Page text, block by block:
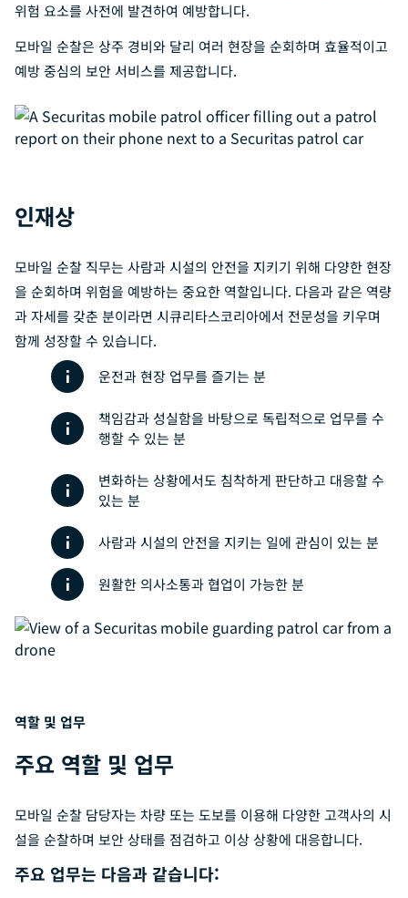
위험 요소를 사전에 발견하여 예방합니다.
모바일 순찰은 상주 경비와 달리 여러 현장을 순회하며 효율적이고
예방 중심의 보안 서비스를 제공합니다.
인재상
모바일 순찰 직무는 사람과 시설의 안전을 지키기 위해 다양한 현장
을 순회하며 위험을 예방하는 중요한 역할입니다. 다음과 같은 역량
과 자세를 갖춘 분이라면 시큐리타스코리아에서 전문성을 키우며
함께 성장할 수 있습니다.
운전과 현장 업무를 즐기는 분
책임감과 성실함을 바탕으로 독립적으로 업무를 수
행할 수 있는 분
변화하는 상황에서도 침착하게 판단하고 대응할 수
있는 분
사람과 시설의 안전을 지키는 일에 관심이 있는 분
원활한 의사소통과 협업이 가능한 분
역할 및 업무
주요 역할 및 업무
모바일 순찰 담당자는 차량 또는 도보를 이용해 다양한 고객사의 시
설을 순찰하며 보안 상태를 점검하고 이상 상황에 대응합니다.
주요 업무는 다음과 같습니다: